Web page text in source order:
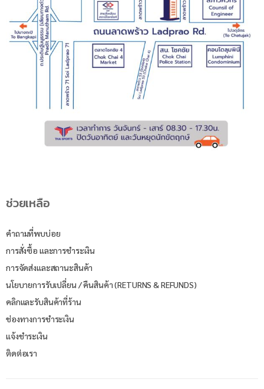
ช่วยเหลือ
คำถามที่พบบ่อย
การสั่งซื้อ และการชำระเงิน
การจัดส่งและสถานะสินค้า
นโยบายการรับเปลี่ยน / คืนสินค้า (RETURNS & REFUNDS)
คลิกและรับสินค้าที่ร้าน
ช่องทางการชำระเงิน
แจ้งชำระเงิน
ติดต่อเรา